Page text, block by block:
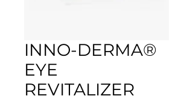
INNO-DERMA®
EYE
REVITALIZER